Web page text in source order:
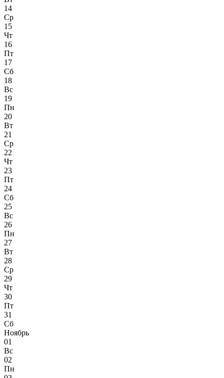
14
Ср
15
Чт
16
Пт
17
Сб
18
Вс
19
Пн
20
Вт
21
Ср
22
Чт
23
Пт
24
Сб
25
Вс
26
Пн
27
Вт
28
Ср
29
Чт
30
Пт
31
Сб
Ноябрь
01
Вс
02
Пн